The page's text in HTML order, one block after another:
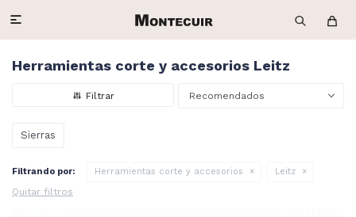

Herramientas corte y accesorios Leitz
Recomendados
Sierras
Filtrando por: Herramientas corte y accesorios Leitz
Quitar filtros